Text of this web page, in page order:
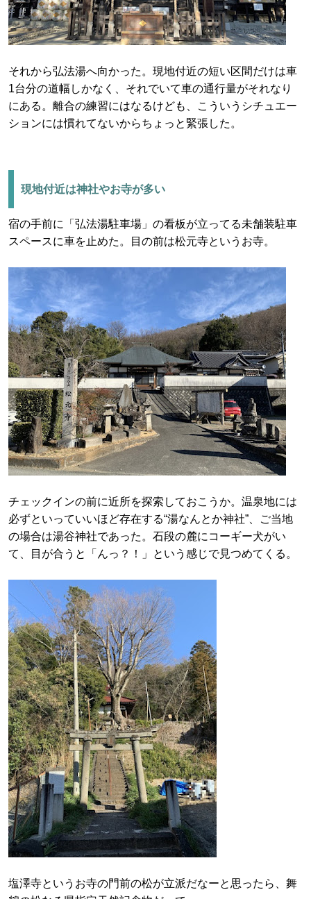
それから弘法湯へ向かった。現地付近の短い区間だけは車
1台分の道幅しかなく、それでいて車の通行量がそれなり
にある。離合の練習にはなるけども、こういうシチュエー
ションには慣れてないからちょっと緊張した。
現地付近は神社やお寺が多い
宿の手前に「弘法湯駐車場」の看板が立ってる未舗装駐車
スペースに車を止めた。目の前は松元寺というお寺。
チェックインの前に近所を探索しておこうか。温泉地には
必ずといっていいほど存在する“湯なんとか神社”、ご当地
の場合は湯谷神社であった。石段の麓にコーギー犬がい
て、目が合うと「んっ？！」という感じで見つめてくる。
塩澤寺というお寺の門前の松が立派だなーと思ったら、舞